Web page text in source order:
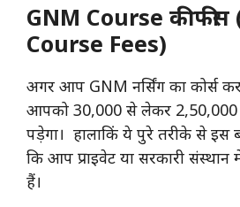
GNM Course की फीस
Course Fees)
अगर आप GNM नर्सिंग का कोर्स
आपको 30,000 से लेकर
पड़ेगा। हालाकिं ये पुरे तरीके से इस
कि आप प्राइवेट या सरकारी संस्थान
हैं।